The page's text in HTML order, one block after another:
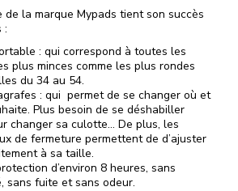
de la marque Mypads tient son succès
:
: qui correspond à toutes les
plus minces comme les plus rondes
du 34 au 54.
: qui permet de se changer où et
Plus besoin de se déshabiller
changer sa culotte… De plus, les
de fermeture permettent de d’ajuster
à sa taille.
d’environ 8 heures, sans
sans fuite et sans odeur.